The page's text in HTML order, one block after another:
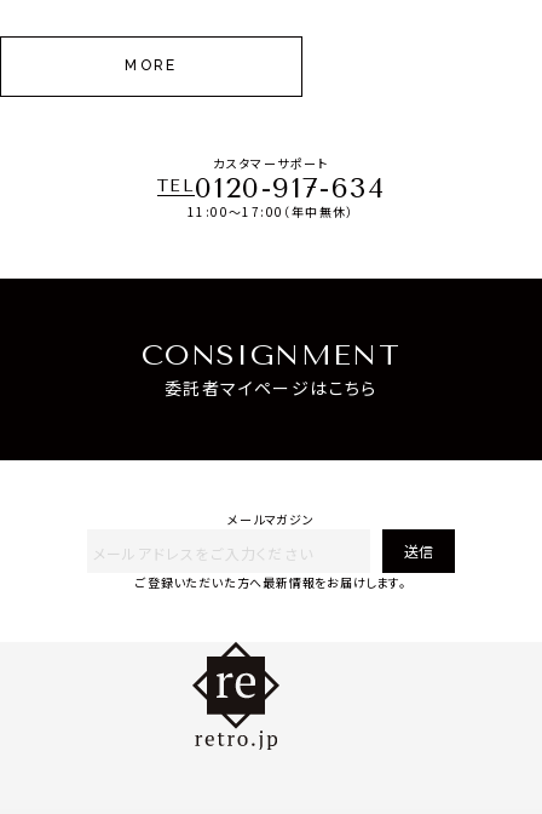
MORE
カスタマーサポート
TEL0120-917-634
11:00～17:00（年中無休）
CONSIGNMENT
委託者マイページはこちら
メールマガジン
送信
ご登録いただいた方へ最新情報をお届けします。